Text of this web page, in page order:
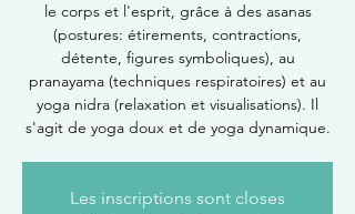
le corps et l'esprit, grâce à des asanas
(postures: étirements, contractions,
détente, figures symboliques), au
pranayama (techniques respiratoires) et au
yoga nidra (relaxation et visualisations). Il
s'agit de yoga doux et de yoga dynamique.
Les inscriptions sont closes